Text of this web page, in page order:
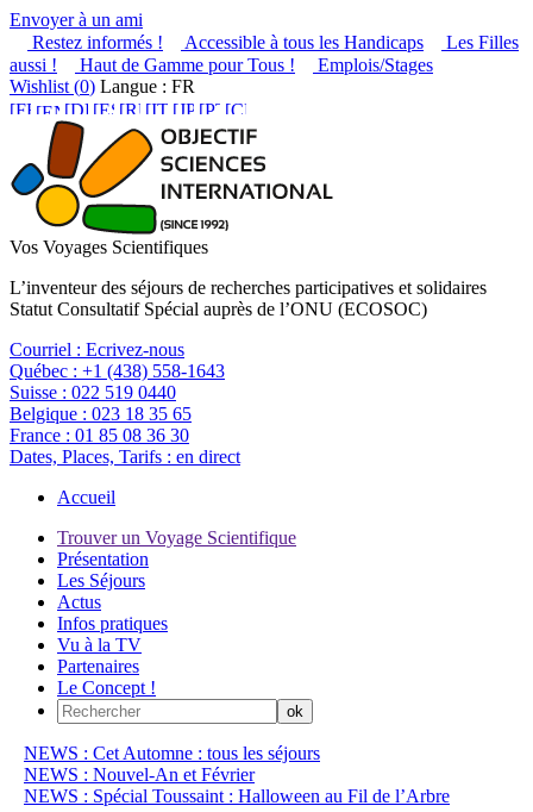
Envoyer à un ami
Restez informés !
Accessible à tous les Handicaps
Les Filles
aussi !
Haut de Gamme pour Tous !
Emplois/Stages
Wishlist (0) Langue : FR
Vos Voyages Scientifiques
L’inventeur des séjours de recherches participatives et solidaires
Statut Consultatif Spécial auprès de l’ONU (ECOSOC)
Courriel : Ecrivez-nous
Québec : +1 (438) 558-1643
Suisse : 022 519 0440
Belgique : 023 18 35 65
France : 01 85 08 36 30
Dates, Places, Tarifs : en direct
Accueil
Trouver un Voyage Scientifique
Présentation
Les Séjours
Actus
Infos pratiques
Vu à la TV
Partenaires
Le Concept !
NEWS : Cet Automne : tous les séjours
NEWS : Nouvel-An et Février
NEWS : Spécial Toussaint : Halloween au Fil de l’Arbre